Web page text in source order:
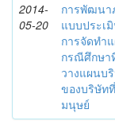
2014-
05-20
การพัฒนา
แบบประเ
การจัดทำ
กรณีศึกษา
วางแผนบ
ของบริษัท
มนุษย์